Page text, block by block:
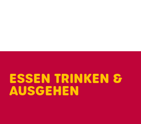
ESSEN TRINKEN &
AUSGEHEN